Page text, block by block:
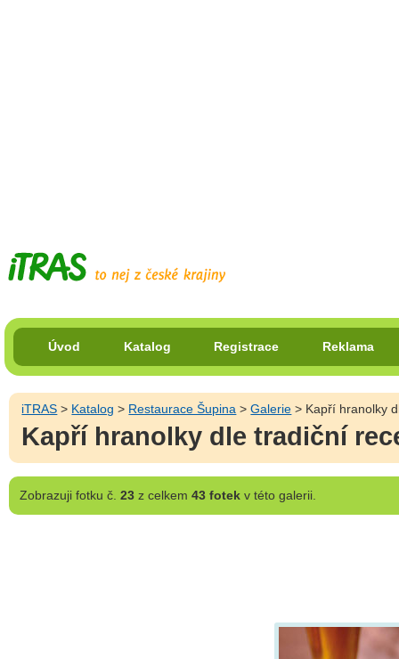
Úvod Katalog Registrace Reklama
iTRAS > Katalog > Restaurace Šupina >Galerie > Kapří hranolky
Kapří hranolky dle tradiční
Zobrazujifotku č. 23z celkem 43 fotekv této galerii.